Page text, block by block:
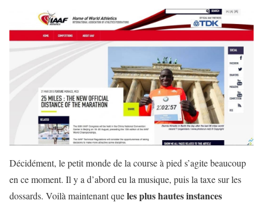
Décidément, le petit monde de la course à pied s’agite beaucoup
en ce moment. Il y a d’abord eu la musique, puis la taxe sur les
dossards. Voilà maintenant queles plus hautes instances